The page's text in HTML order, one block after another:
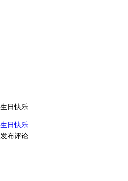
生日快乐
生日快乐
发布评论